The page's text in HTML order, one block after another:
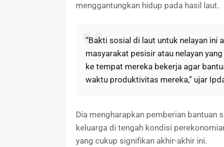
menggantungkan hidup pada hasil laut.
“Bakti sosial di laut untuk nelayan ini
masyarakat pesisir atau nelayan
ke tempat mereka bekerja agar
waktu produktivitas mereka,” ujar
Dia mengharapkan pemberian bantuan
keluarga di tengah kondisi
yang cukup signifikan akhir-akhir ini.